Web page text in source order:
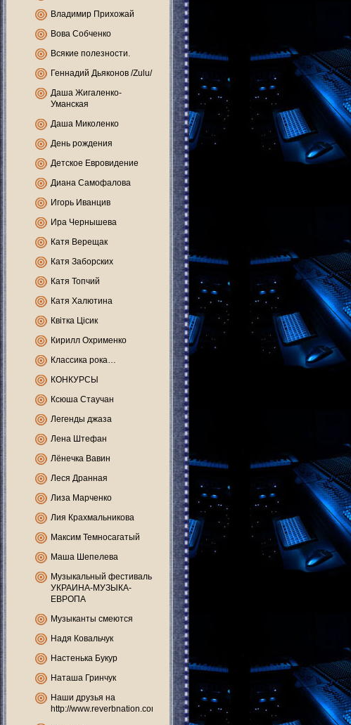
Владимир Прихожай
Вова Собченко
Всякие полезности.
Геннадий Дьяконов /Zulu/
Даша Жигаленко-
Уманская
Даша Миколенко
День рождения
Детское Евровидение
Диана Самофалова
Игорь Иванцив
Ира Чернышева
Катя Верещак
Катя Заборских
Катя Топчий
Катя Халютина
Квітка Цісик
Кирилл Охрименко
Классика рока…
КОНКУРСЫ
Ксюша Стаучан
Легенды джаза
Лена Штефан
Лёнечка Вавин
Леся Дранная
Лиза Марченко
Лия Крахмальникова
Максим Темносагатый
Маша Шепелева
Музыкальный фестиваль
УКРАИНА-МУЗЫКА-
ЕВРОПА
Музыканты смеются
Надя Ковальчук
Настенька Букур
Наташа Гринчук
Наши друзья на
http://www.reverbnation.com